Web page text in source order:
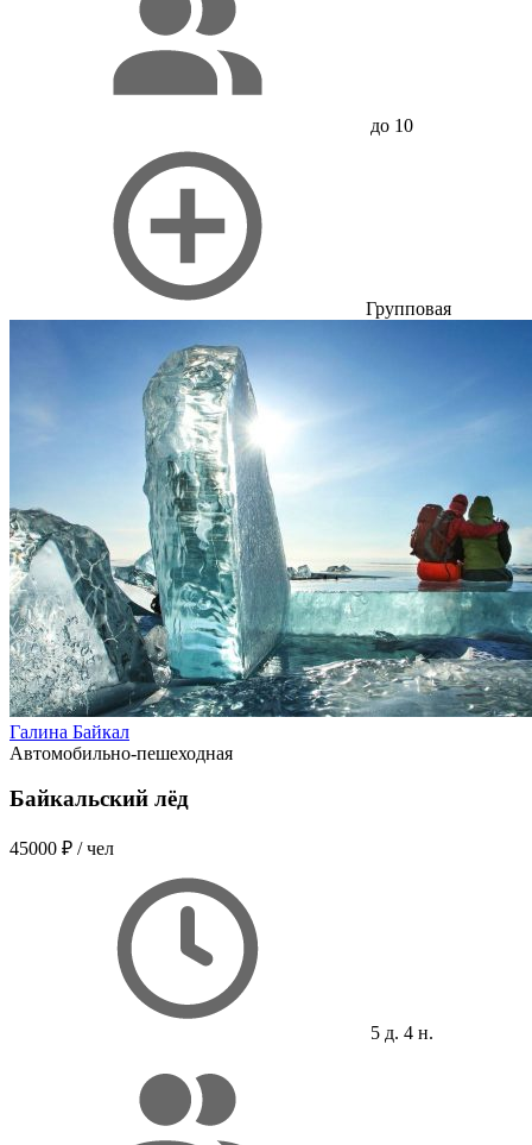
до 10
Групповая
Галина Байкал
Автомобильно-пешеходная
Байкальский лёд
45000 ₽ / чел
5 д. 4 н.